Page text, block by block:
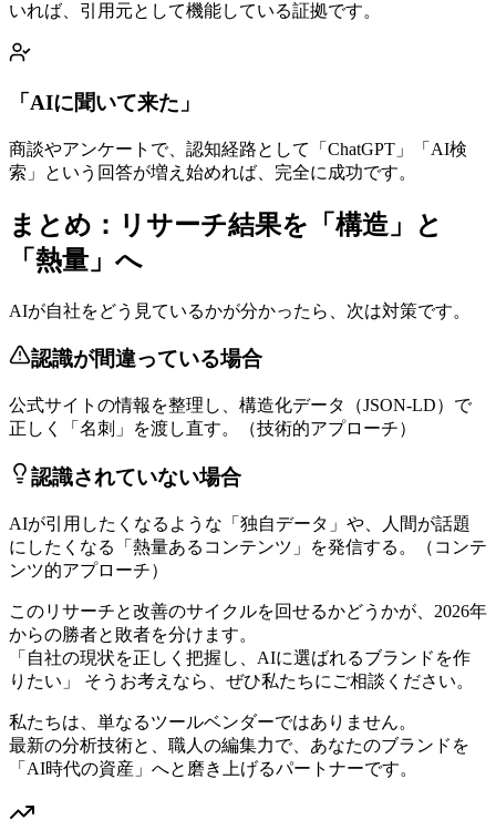
いれば、引用元として機能している証拠です。
「AIに聞いて来た」
商談やアンケートで、認知経路として「ChatGPT」「AI検
索」という回答が増え始めれば、完全に成功です。
まとめ：リサーチ結果を「構造」と
「熱量」へ
AIが自社をどう見ているかが分かったら、次は対策です。
認識が間違っている場合
公式サイトの情報を整理し、構造化データ（JSON-LD）で
正しく「名刺」を渡し直す。（技術的アプローチ）
認識されていない場合
AIが引用したくなるような「独自データ」や、人間が話題
にしたくなる「熱量あるコンテンツ」を発信する。（コンテ
ンツ的アプローチ）
このリサーチと改善のサイクルを回せるかどうかが、2026年
からの勝者と敗者を分けます。
「自社の現状を正しく把握し、AIに選ばれるブランドを作
りたい」 そうお考えなら、ぜひ私たちにご相談ください。
私たちは、単なるツールベンダーではありません。
最新の分析技術と、職人の編集力で、あなたのブランドを
「AI時代の資産」へと磨き上げるパートナーです。